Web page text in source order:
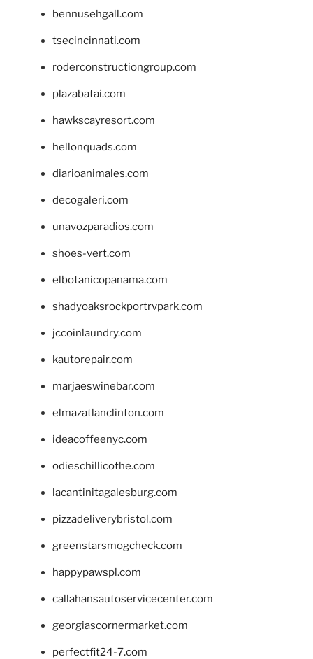
bennusehgall.com
tsecincinnati.com
roderconstructiongroup.com
plazabatai.com
hawkscayresort.com
hellonquads.com
diarioanimales.com
decogaleri.com
unavozparadios.com
shoes-vert.com
elbotanicopanama.com
shadyoaksrockportrvpark.com
jccoinlaundry.com
kautorepair.com
marjaeswinebar.com
elmazatlanclinton.com
ideacoffeenyc.com
odieschillicothe.com
lacantinitagalesburg.com
pizzadeliverybristol.com
greenstarsmogcheck.com
happypawspl.com
callahansautoservicecenter.com
georgiascornermarket.com
perfectfit24-7.com